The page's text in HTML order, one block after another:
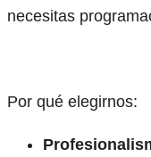
necesitas
Por qué elegirnos: